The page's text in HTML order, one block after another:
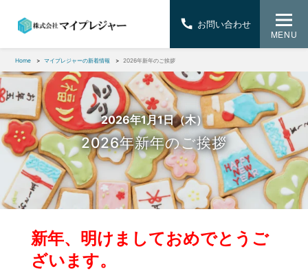
MENU
Home マイプレジャーの新着情報 2026年新年のご挨拶
2026年1月1日（木）
2026年新年のご挨拶
新年、明けましておめでとうご
ざいます。
お問い合わせ